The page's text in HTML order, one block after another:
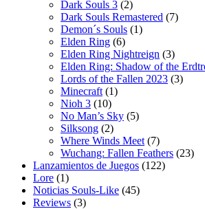
Dark Souls 3 (2)
Dark Souls Remastered (7)
Demon´s Souls (1)
Elden Ring (6)
Elden Ring Nightreign (3)
Elden Ring: Shadow of the
Lords of the Fallen 2023 (3)
Minecraft (1)
Nioh 3 (10)
No Man’s Sky (5)
Silksong (2)
Where Winds Meet (7)
Wuchang: Fallen Feathers (23)
Lanzamientos de Juegos (122)
Lore (1)
Noticias Souls-Like (45)
Reviews (3)